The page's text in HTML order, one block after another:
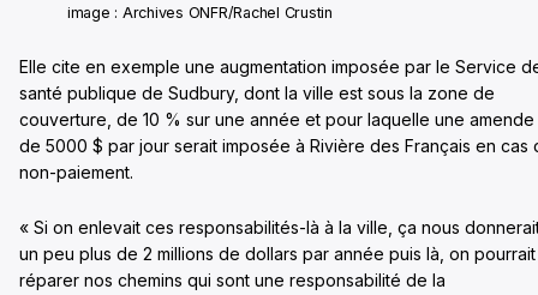
image : Archives ONFR/Rachel Crustin
Elle cite en exemple une augmentation imposée par le Service
santé publique de Sudbury, dont la ville est sous la zone de
couverture, de 10 % sur une année et pour laquelle une amende
de 5000 $ par jour serait imposée à Rivière des Français en cas
non-paiement.
« Si on enlevait ces responsabilités-là à la ville, ça nous
un peu plus de 2 millions de dollars par année puis là, on pourrait
réparer nos chemins qui sont une responsabilité de la